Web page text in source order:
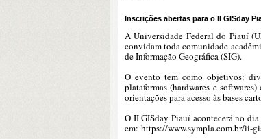
Inscrições abertas para o II GISday
A Universidade Federal do Piauí
convidam toda comunidade
de Informação Geográfica (SIG).
O evento tem como objetivos:
plataformas (hardwares e
orientações para acesso às bases
O II GISday Piauí acontecerá no
em: https://www.sympla.com.br/ii-